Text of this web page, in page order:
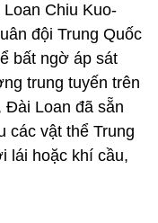
Chiu Kuo-
đội Trung Quốc
bất ngờ áp sát
trung tuyến trên
Đài Loan đã sẵn
các vật thể Trung
lái hoặc khí cầu,